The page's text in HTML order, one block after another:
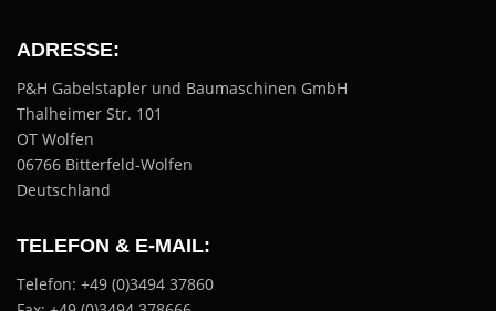
e
ADRESSE:
P&H Gabelstapler und Baumaschinen GmbH
Thalheimer Str. 101
OT Wolfen
06766 Bitterfeld-Wolfen
Deutschland
TELEFON & E-MAIL:
Telefon: +49 (0)3494 37860